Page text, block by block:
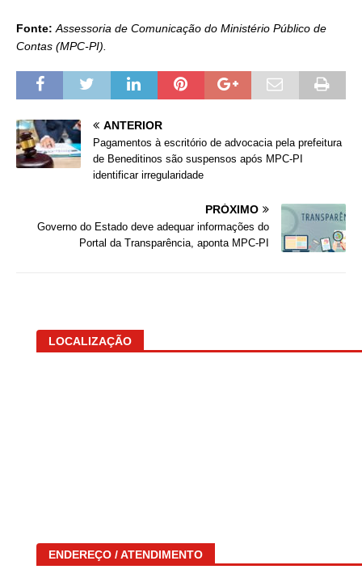
Fonte: Assessoria de Comunicação do Ministério Público de
Contas (MPC-PI).
ANTERIOR
Pagamentos à escritório de advocacia pela prefeitura
de Beneditinos são suspensos após MPC-PI
identificar irregularidade
PRÓXIMO
Governo do Estado deve adequar informações do
Portal da Transparência, aponta MPC-PI
LOCALIZAÇÃO
ENDEREÇO / ATENDIMENTO